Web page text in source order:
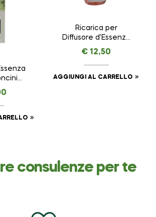
e
–
da 100
Ricarica per
Diffusore d’Essenza
con Bastoncini Fiori
di Cotone –
Delicatezza –
NASOTERAPIA da 250
€ 12,50
AGGIUNGI AL CARRELLO
consulenze per te